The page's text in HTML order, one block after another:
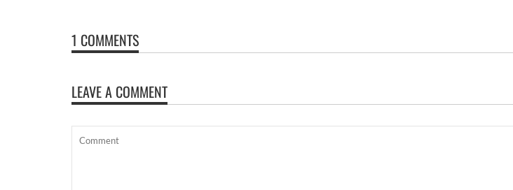
1 COMMENTS
LEAVE A COMMENT